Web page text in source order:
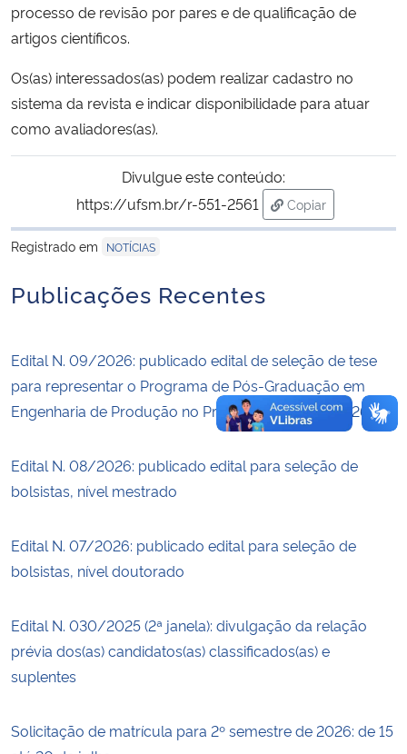
Secretaria-Geral
Gabinete de Segurança Institucional
Advocacia-Geral da União
Banco Central do Brasil
Planalto
processo de revisão por pares e de qualificação de
artigos científicos.
Os(as) interessados(as) podem realizar cadastro no
sistema da revista e indicar disponibilidade para atuar
como avaliadores(as).
Divulgue este conteúdo:
https://ufsm.br/r-551-2561
Copiar
para área de
Registrado em
NOTÍCIAS
Publicações Recentes
Edital N. 09/2026: publicado edital de seleção de tese
para representar o Programa de Pós-Graduação em
Engenharia de Produção no Prêmio Tese UFSM 2026
Edital N. 08/2026: publicado edital para seleção de
bolsistas, nível mestrado
Edital N. 07/2026: publicado edital para seleção de
bolsistas, nível doutorado
Edital N. 030/2025 (2ª janela): divulgação da relação
prévia dos(as) candidatos(as) classificados(as) e
suplentes
Solicitação de matrícula para 2º semestre de 2026: de 15